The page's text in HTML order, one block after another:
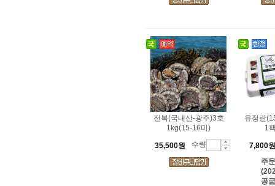
전복(국내산-광주)3호
1kg(15-16미)
35,500원 수량
유정란
1
7,800원
주
공